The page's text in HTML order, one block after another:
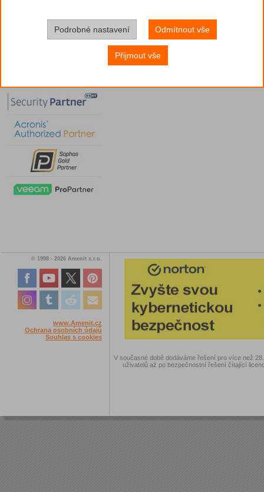
© 1998 - 2026 Amenit s.r.o.
www.Amenit.cz
Ochrana osobních údajů
Souhlas s cookies
V současné době dodáváme řešení pro více než
uživatelů až po bezpečnostní řešení čítající
Podrobné nastavení Odmítnout vše
Přijmout vše